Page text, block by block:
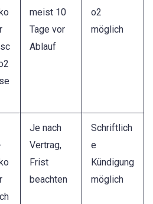
meist 10
Tage vor
Ablauf
o2
möglich
Je nach
Vertrag,
Frist
beachten
Schriftlich
e
Kündigung
möglich